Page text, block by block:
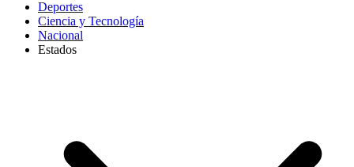
Deportes
Ciencia y Tecnología
Nacional
Estados